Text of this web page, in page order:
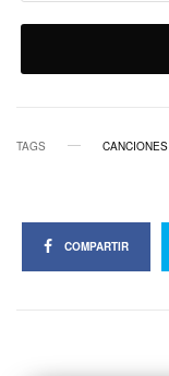
TAGS CANCIONES
COMPARTIR